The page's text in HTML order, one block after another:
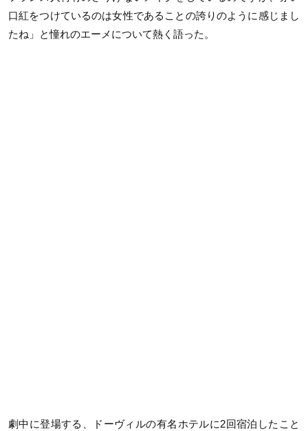
口紅をつけているのは女性であることの誇りのように感じまし
たね」と憧れのエーメについて熱く語った。
劇中に登場する、ドーヴィルの有名ホテルに2回宿泊したこと